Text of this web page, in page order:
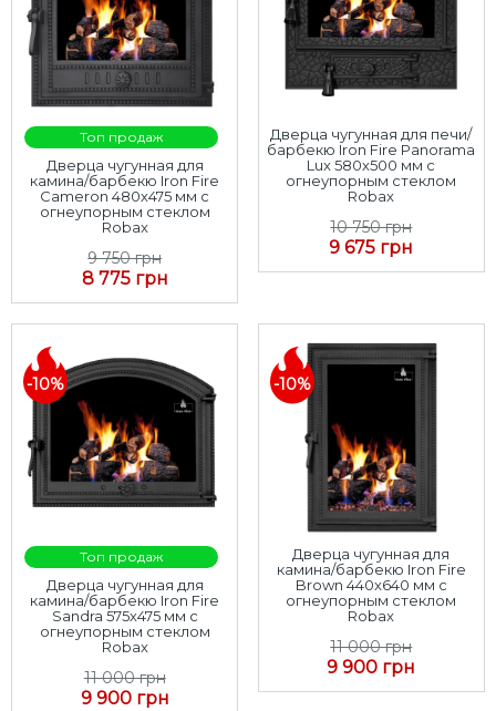
Топ продаж
Дверца чугунная для
камина/барбекю Iron Fire
Cameron 480х475 мм с
огнеупорным стеклом
Robax
9 750 грн
8 775 грн
Дверца чугунная для печи/
барбекю Iron Fire Panorama
Lux 580х500 мм с
огнеупорным стеклом
Robax
10 750 грн
9 675 грн
-10%
Топ продаж
Дверца чугунная для
камина/барбекю Iron Fire
Sandra 575х475 мм с
огнеупорным стеклом
Robax
11 000 грн
9 900 грн
-10%
Дверца чугунная для
камина/барбекю Iron Fire
Brown 440x640 мм с
огнеупорным стеклом
Robax
11 000 грн
9 900 грн